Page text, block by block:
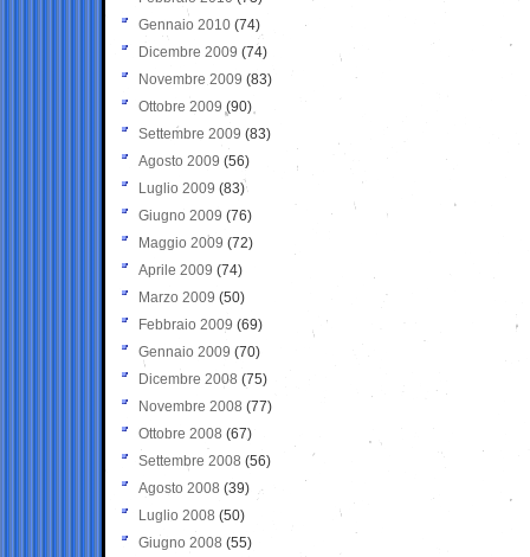
Gennaio 2010 (74)
Dicembre 2009 (74)
Novembre 2009 (83)
Ottobre 2009 (90)
Settembre 2009 (83)
Agosto 2009 (56)
Luglio 2009 (83)
Giugno 2009 (76)
Maggio 2009 (72)
Aprile 2009 (74)
Marzo 2009 (50)
Febbraio 2009 (69)
Gennaio 2009 (70)
Dicembre 2008 (75)
Novembre 2008 (77)
Ottobre 2008 (67)
Settembre 2008 (56)
Agosto 2008 (39)
Luglio 2008 (50)
Giugno 2008 (55)